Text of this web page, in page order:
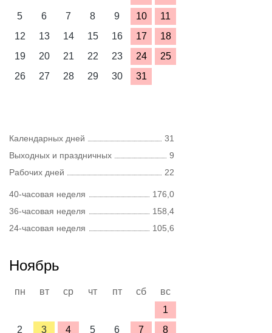
5
6 7 8 9 10
11
12
13 14 15 16 17
18
19
20 21 22 23 24
25
26
27 28 29 30 31
Календарных дней
31
Выходных и праздничных
9
Рабочих дней
22
40-часовая неделя
176,0
36-часовая неделя
158,4
24-часовая неделя
105,6
Ноябрь
пн вт ср чт пт сб
вс
1
2
3 4 5 6 7 8